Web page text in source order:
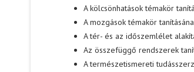
A kölcsönhatások témakör
A mozgások témakör
A tér- és az időszemlélet
Az összefüggő rendszerek
A természetismereti